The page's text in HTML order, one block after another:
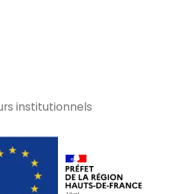
institutionnels